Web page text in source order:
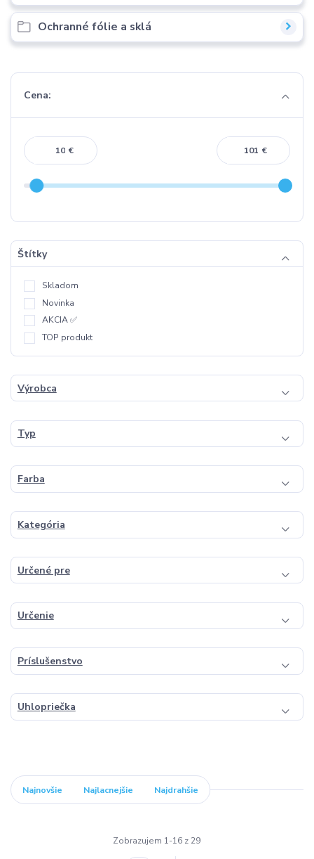
Ochranné fólie a sklá
Cena:
€ €
Štítky
Skladom
Novinka
AKCIA ✅
TOP produkt
Výrobca
Typ
Farba
Kategória
Určené pre
Určenie
Príslušenstvo
Uhlopriečka
Najnovšie Najlacnejšie Najdrahšie
Zobrazujem 1-16 z 29